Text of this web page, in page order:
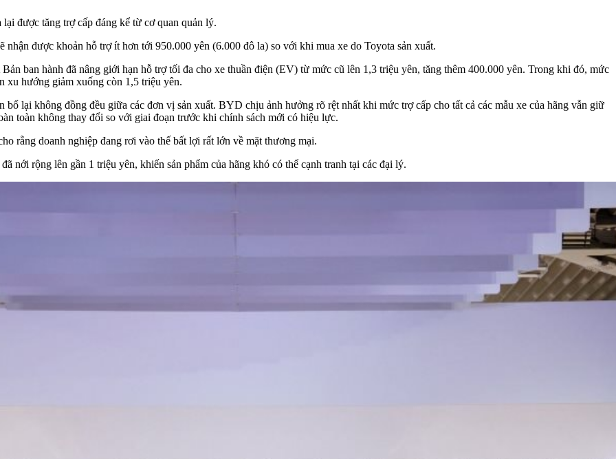
được tăng trợ cấp đáng kể từ cơ quan quản lý.
được khoản hỗ trợ ít hơn tới 950.000 yên (6.000 đô la) so với khi mua xe do Toyota sản xuất.
ban hành đã nâng giới hạn hỗ trợ tối đa cho xe thuần điện (EV) từ mức cũ lên 1,3 triệu yên, tăng thêm 400.000 yên. Trong khi đó, mức
xu hướng giảm xuống còn 1,5 triệu yên.
bổ lại không đồng đều giữa các đơn vị sản xuất. BYD chịu ảnh hưởng rõ rệt nhất khi mức trợ cấp cho tất cả các mẫu xe của hãng vẫn giữ
toàn không thay đổi so với giai đoạn trước khi chính sách mới có hiệu lực.
rằng doanh nghiệp đang rơi vào thế bất lợi rất lớn về mặt thương mại.
nới rộng lên gần 1 triệu yên, khiến sản phẩm của hãng khó có thể cạnh tranh tại các đại lý.